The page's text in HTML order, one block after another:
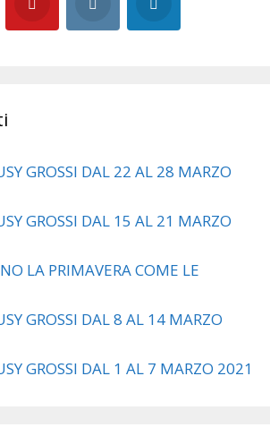
GROSSI DAL 22 AL 28 MARZO
GROSSI DAL 15 AL 21 MARZO
LA PRIMAVERA COME LE
GROSSI DAL 8 AL 14 MARZO
GROSSI DAL 1 AL 7 MARZO 2021